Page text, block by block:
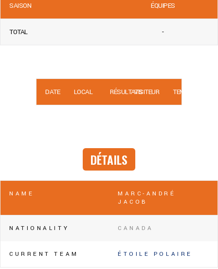
SAISON ÉQUIPES
TOTAL -
DATE LOCAL RÉSULTATSVISITEUR TEMPS
DÉTAILS
NAME
MARC-ANDRÉ
JACOB
NATIONALITY CANADA
CURRENT TEAM ÉTOILE POLAIRE